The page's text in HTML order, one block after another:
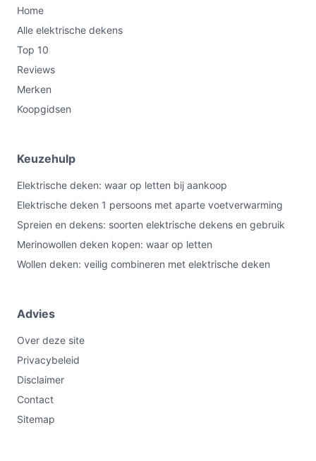
Home
Alle elektrische dekens
Top 10
Reviews
Merken
Koopgidsen
Keuzehulp
Elektrische deken: waar op letten bij aankoop
Elektrische deken 1 persoons met aparte voetverwarming
Spreien en dekens: soorten elektrische dekens en gebruik
Merinowollen deken kopen: waar op letten
Wollen deken: veilig combineren met elektrische deken
Advies
Over deze site
Privacybeleid
Disclaimer
Contact
Sitemap